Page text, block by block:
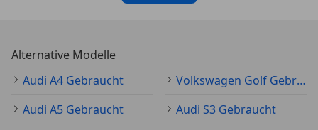
Kindersicherung, manuell
Kopfstützen hinten (3-fach)
Nichtraucher-Paket
Alternative Modelle
Audi A4 Gebraucht
Volkswagen Golf Gebraucht
Audi A5 Gebraucht
Audi S3 Gebraucht